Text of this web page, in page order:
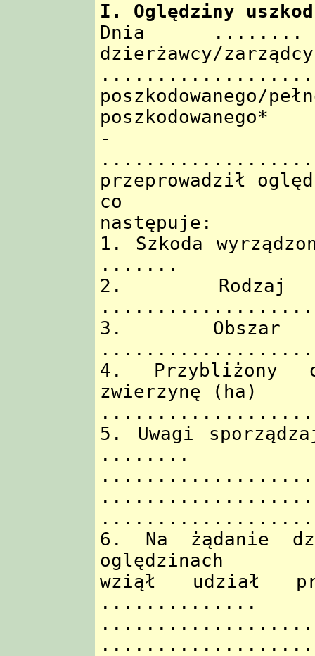
I. Oględziny
Dnia ........
dzierżawcy/
poszkodowanego/
poszkodowanego*
-
przeprowadził
co
następuje:
1. Szkoda
.......
2.
3.
4. Przybliżony
zwierzynę (ha)
5. Uwagi
........
6. Na żądanie
oględzinach
wziął udział
..............